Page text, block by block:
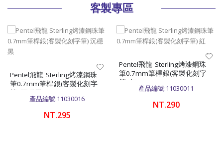
客製專區
Pentel飛龍 Sterling烤漆鋼珠
筆0.7mm筆桿銀(客製化刻字
筆) 沉穩黑
產品編號:11030016
NT.295
Pentel飛龍 Sterling烤漆鋼珠
筆0.7mm筆桿銀(客製化刻字
筆) 紅
產品編號:11030011
NT.290